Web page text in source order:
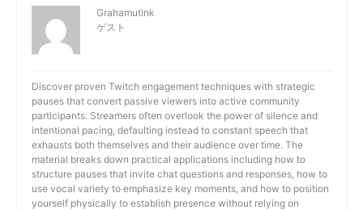
Grahamutink
ゲスト
Discover proven Twitch engagement techniques with strategic
pauses that convert passive viewers into active community
participants. Streamers often overlook the power of silence and
intentional pacing, defaulting instead to constant speech that
exhausts both themselves and their audience over time. The
material breaks down practical applications including how to
structure pauses that invite chat questions and responses, how to
use vocal variety to emphasize key moments, and how to position
yourself physically to establish presence without relying on